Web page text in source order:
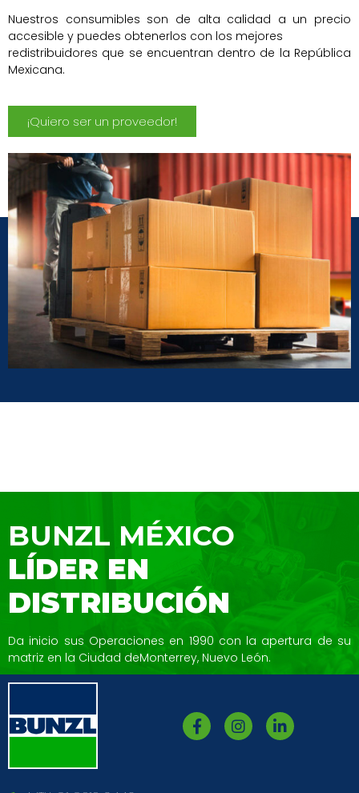
Nuestros consumibles son de alta calidad a un precio
accesible y puedes obtenerlos con los mejores
redistribuidores que se encuentran dentro de la República
Mexicana.
¡Quiero ser un proveedor!
BUNZL MÉXICO
LÍDER EN
DISTRIBUCIÓN
Da inicio sus Operaciones en 1990 con la apertura de su
matriz en la Ciudad deMonterrey, Nuevo León.